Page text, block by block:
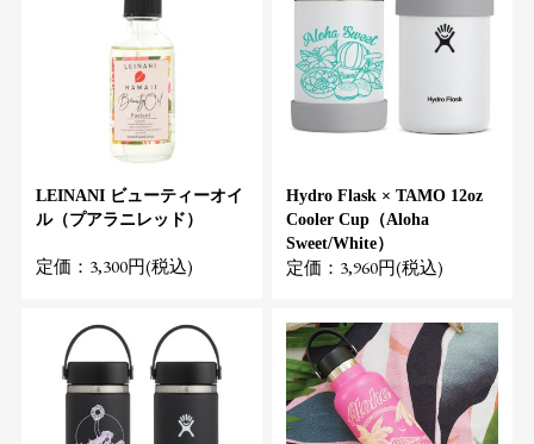
LEINANI ビューティーオイ
ル（プアラニレッド）
定価：3,300円(税込)
Hydro Flask × TAMO 12oz
Cooler Cup（Aloha
Sweet/White）
定価：3,960円(税込)